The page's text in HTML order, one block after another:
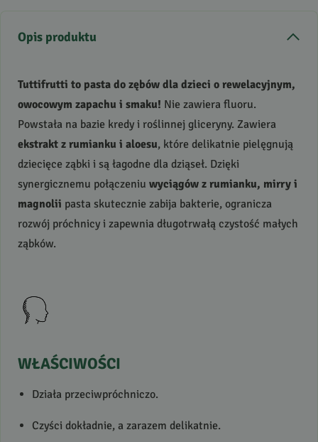
Opis produktu
Tuttifrutti to pasta do zębów dla dzieci o rewelacyjnym,
owocowym zapachu i smaku! Nie zawiera fluoru.
Powstała na bazie kredy i roślinnej gliceryny. Zawiera
ekstrakt z rumianku i aloesu, które delikatnie pielęgnują
dziecięce ząbki i są łagodne dla dziąseł. Dzięki
synergicznemu połączeniu wyciągów z rumianku, mirry i
magnolii pasta skutecznie zabija bakterie, ogranicza
rozwój próchnicy i zapewnia długotrwałą czystość małych
ząbków.
WŁAŚCIWOŚCI
Działa przeciwpróchniczo.
Czyści dokładnie, a zarazem delikatnie.